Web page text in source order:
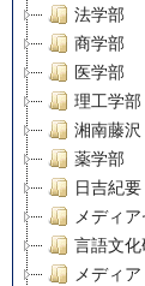
法学部
商学部
医学部
理工学部
湘南藤沢
薬学部
日吉紀要
メディ
言語文
メディ